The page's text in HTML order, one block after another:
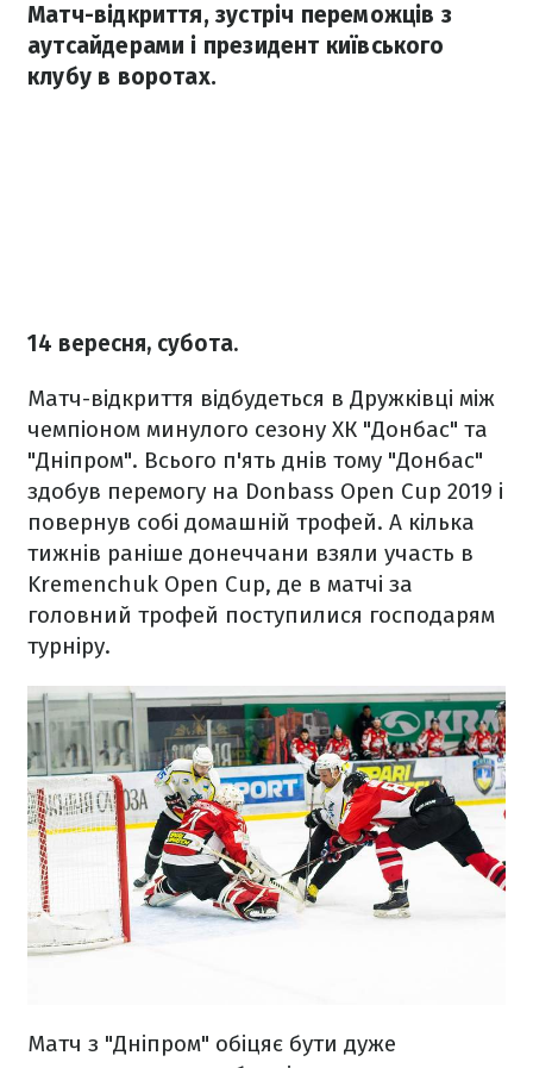
Матч-відкриття, зустріч переможців з
аутсайдерами і президент київського
клубу в воротах.
14 вересня, субота.
Матч-відкриття відбудеться в Дружківці між
чемпіоном минулого сезону ХК "Донбас" та
"Дніпром". Всього п'ять днів тому "Донбас"
здобув перемогу на Donbass Open Cup 2019 і
повернув собі домашній трофей. А кілька
тижнів раніше донеччани взяли участь в
Kremenchuk Open Cup, де в матчі за
головний трофей поступилися господарям
турніру.
Матч з "Дніпром" обіцяє бути дуже